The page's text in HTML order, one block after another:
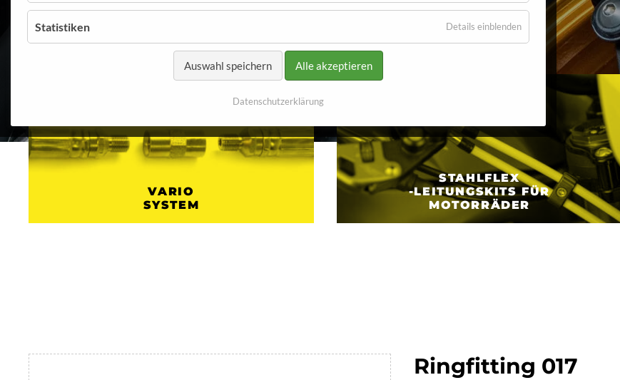
Startseite Programm Ringfitting Ringfitting 017
VARIO
SYSTEM
STAHLFLEX
-LEITUNGSKITS FÜR
MOTORRÄDER
Ringfitting 017
Statistiken Details einblenden
Auswahl speichern Alle akzeptieren
Datenschutzerklärung